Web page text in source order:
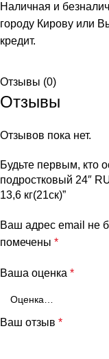
Наличная и
городу Кирову или
кредит.
Отзывы (0)
Отзывы
Отзывов пока нет.
Будьте первым, кто
подростковый 24″
13,6 кг(21ск)”
Ваш адрес email не
помечены *
Ваша оценка *
Ваш отзыв *